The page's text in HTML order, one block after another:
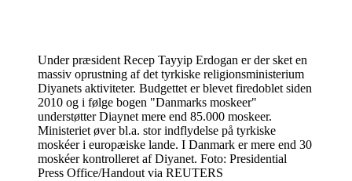
Under præsident Recep Tayyip Erdogan er der sket en
massiv oprustning af det tyrkiske religionsministerium
Diyanets aktiviteter. Budgettet er blevet firedoblet siden
2010 og i følge bogen "Danmarks moskeer"
understøtter Diaynet mere end 85.000 moskeer.
Ministeriet øver bl.a. stor indflydelse på tyrkiske
moskéer i europæiske lande. I Danmark er mere end 30
moskéer kontrolleret af Diyanet. Foto: Presidential
Press Office/Handout via REUTERS